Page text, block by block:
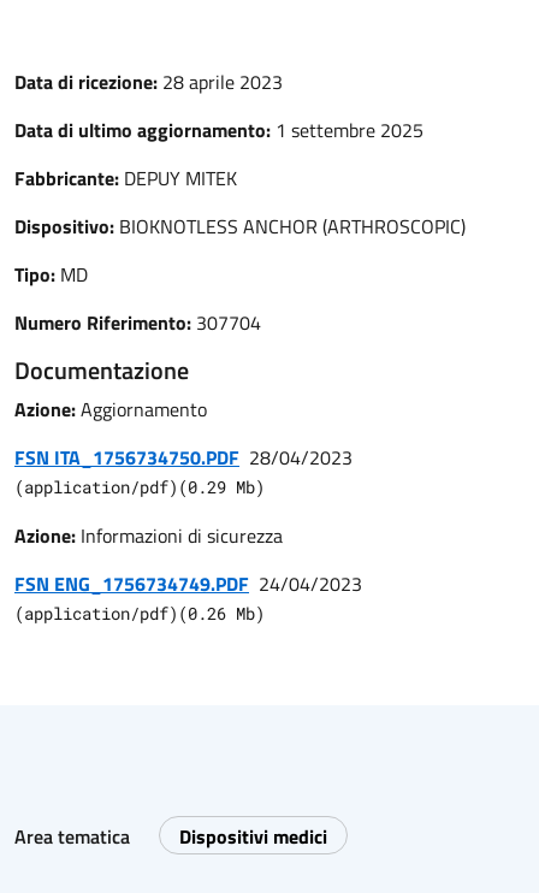
Data di ricezione: 28 aprile 2023
Data di ultimo aggiornamento: 1 settembre 2025
Fabbricante: DEPUY MITEK
Dispositivo: BIOKNOTLESS ANCHOR (ARTHROSCOPIC)
Tipo: MD
Numero Riferimento: 307704
Documentazione
Azione:Aggiornamento
FSN ITA_1756734750.PDF 28/04/2023
(application/pdf) (0.29 Mb)
Azione: Informazioni di sicurezza
FSN ENG_1756734749.PDF 24/04/2023
(application/pdf) (0.26 Mb)
Area tematica Dispositivi medici